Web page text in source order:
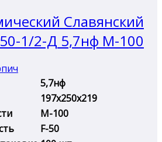
Славянский
1/2-Д 5,7нф М-100
5,7нф
197х250х219
М-100
F-50